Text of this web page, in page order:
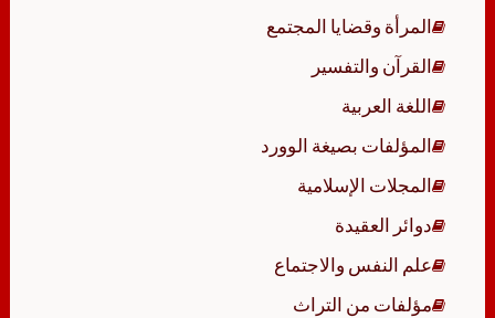
المرأة وقضايا المجتمع
القرآن والتفسير
اللغة العربية
المؤلفات بصيغة الوورد
المجلات الإسلامية
دوائر العقيدة
علم النفس والاجتماع
مؤلفات من التراث